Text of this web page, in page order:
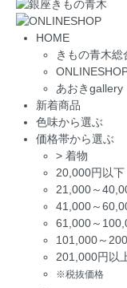
HOME
きもの青木総
あおきgallery
新着商品
色味から選ぶ
価格帯から選ぶ
> 着物
20,000円以下
21,000～
41,000～
61,000～
101,000～
201,000円以
※税抜価格